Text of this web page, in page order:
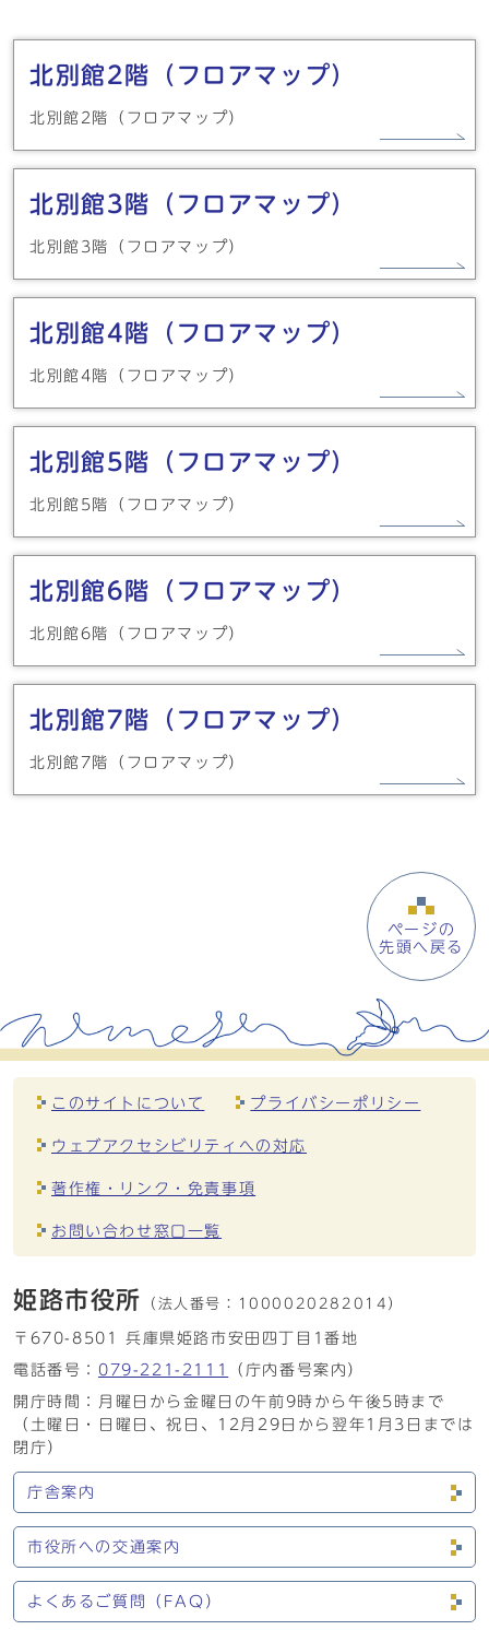
メインメニュー
北別館2階（フロアマップ）
北別館2階（フロアマップ）
北別館3階（フロアマップ）
北別館3階（フロアマップ）
北別館4階（フロアマップ）
北別館4階（フロアマップ）
北別館5階（フロアマップ）
北別館5階（フロアマップ）
北別館6階（フロアマップ）
北別館6階（フロアマップ）
北別館7階（フロアマップ）
北別館7階（フロアマップ）
ページの
先頭へ戻る
このサイトについて プライバシーポリシー
ウェブアクセシビリティへの対応
著作権・リンク・免責事項
お問い合わせ窓口一覧
姫路市役所 （法人番号： 1000020282014）
〒670-8501 兵庫県姫路市安田四丁目1番地
電話番号： 079-221-2111
（庁内番号案内）
開庁時間：月曜日から金曜日の午前9時から午後5時まで
（土曜日・日曜日、祝日、12月29日から翌年1月3日までは
閉庁）
庁舎案内
市役所への交通案内
よくあるご質問（FAQ）